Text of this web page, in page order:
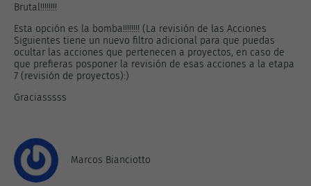
Brutal!!!!!!!!
Esta opción es la bomba!!!!!!!! (La revisión de las Acciones
Siguientes tiene un nuevo filtro adicional para que puedas
ocultar las acciones que pertenecen a proyectos, en caso de
que prefieras posponer la revisión de esas acciones a la etapa
7 (revisión de proyectos):)
Graciasssss
Marcos Bianciotto